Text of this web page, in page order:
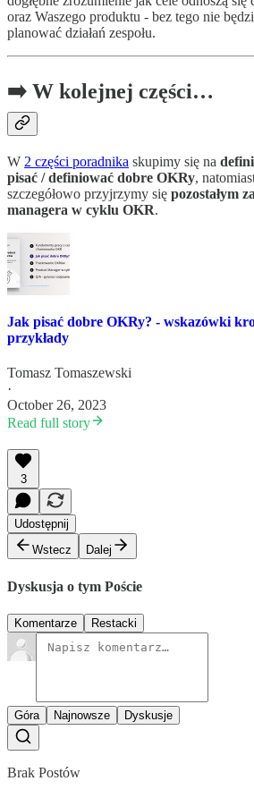
oraz Waszego produktu - bez tego nie
planować działań zespołu.
➡️ W kolejnej części…
W 2 części poradnika skupimy się na
pisać / definiować dobre OKRy,
szczegółowo przyjrzymy się pozostałym
managera w cyklu OKR.
Jak pisać dobre OKRy? - wskazówki
przykłady
Tomasz Tomaszewski
·
October 26, 2023
Read full story
3
Udostępnij
Wstecz
Dalej
Dyskusja o tym Poście
Komentarze Restacki
Góra Najnowsze Dyskusje
Brak Postów